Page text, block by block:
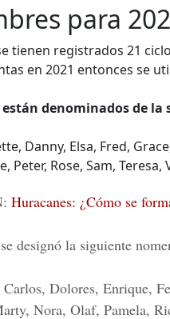
para
tienen registrados 21
en 2021 entonces se
denominados de
Danny, Elsa, Fred,
Peter, Rose, Sam, Teresa,
Huracanes: ¿Cómo se
designó la siguiente
Dolores, Enrique,
Nora, Olaf, Pamela,